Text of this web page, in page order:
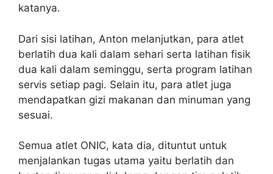
katanya.
Dari sisi latihan, Anton melanjutkan, para atlet
berlatih dua kali dalam sehari serta latihan fisik
dua kali dalam seminggu, serta program latihan
servis setiap pagi. Selain itu, para atlet juga
mendapatkan gizi makanan dan minuman yang
sesuai.
Semua atlet ONIC, kata dia, dituntut untuk
menjalankan tugas utama yaitu berlatih dan